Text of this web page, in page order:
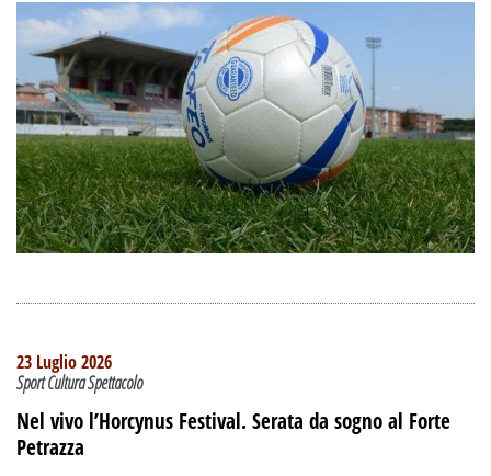
23 Luglio 2026
Sport Cultura Spettacolo
Nel vivo l’Horcynus Festival. Serata da sogno al Forte
Petrazza